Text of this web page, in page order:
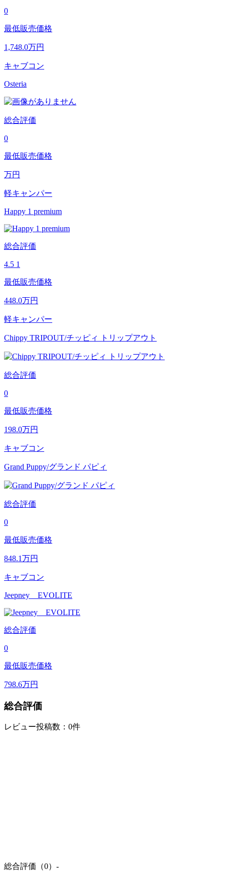
0
最低販売価格
1,748.0万円
キャブコン
Osteria
総合評価
0
最低販売価格
万円
軽キャンパー
Happy 1 premium
総合評価
4.5 1
最低販売価格
448.0万円
軽キャンパー
Chippy TRIPOUT/チッピィ トリップアウト
総合評価
0
最低販売価格
198.0万円
キャブコン
Grand Puppy/グランド パピィ
総合評価
0
最低販売価格
848.1万円
キャブコン
Jeepney EVOLITE
総合評価
0
最低販売価格
798.6万円
総合評価
レビュー投稿数：0件
総合評価（0） -